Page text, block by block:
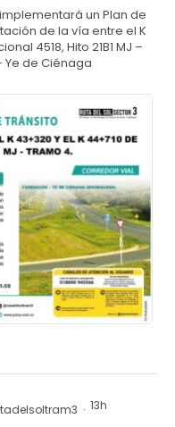
un Plan de
de la vía entre el K
4518, Hito 21B1 MJ –
Ye de Ciénaga
· 13h